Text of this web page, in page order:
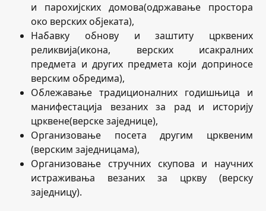
и парохијских домова(одржавање простора
око верских објеката),
Набавку обнову и заштиту црквених
реликвија(икона, верских исакралних
предмета и других предмета који доприносе
верским обредима),
Облежавање традиционалних годишњица и
манифестација везаних за рад и историју
црквене(верске заједнице),
Организовање посета другим црквеним
(верским заједницама),
Организовање стручних скупова и научних
истраживања везаних за цркву (верску
заједницу).